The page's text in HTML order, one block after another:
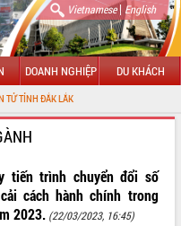
Vietnamese| English
DOANH NGHIỆP DU KHÁCH
tiến trình chuyển đổi số
cách hành chính trong
2023. (22/03/2023, 16:45)